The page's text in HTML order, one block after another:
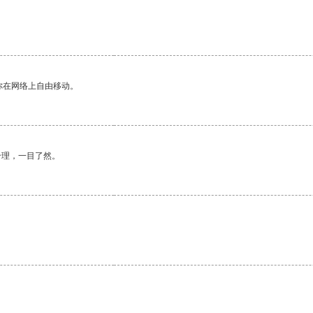
网络上自由移动。
，一目了然。